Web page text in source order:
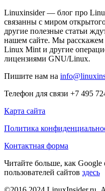
Linuxinsider — блог про
связанны с миром
другие полезные статьи
нашем сайте. Мы расскажем
Linux Mint и другие
лицензиями GNU/Linux.
Пишите нам на
Телефон для связи +7 495
Карта сайта
Политика
Контактная форма
Читайте больше, как
пользователей сайтов здесь